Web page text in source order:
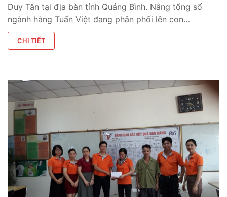
Duy Tân tại địa bàn tỉnh Quảng Bình. Nâng tổng số
ngành hàng Tuấn Việt đang phân phối lên con…
CHI TIẾT